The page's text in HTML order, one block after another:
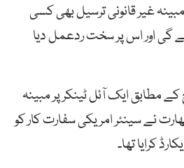
غیر قانونی ترسیل بھی کسی
گی اور اس پر سخت ردعمل دیا
کے مطابق ایک آئل ٹینکر پر مبینہ
نے سینئر امریکی سفارت کار کو
کرایا تھا۔